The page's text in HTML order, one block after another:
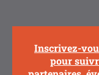
Inscrivez-
pour